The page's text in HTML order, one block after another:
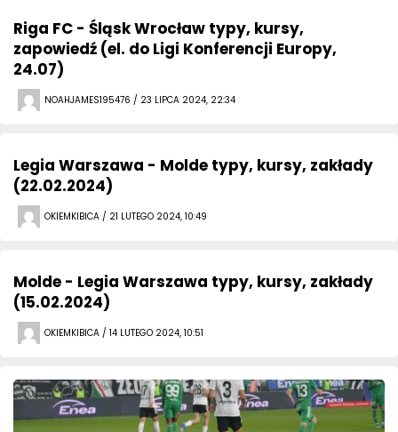
Riga FC - Śląsk Wrocław typy, kursy,
zapowiedź (el. do Ligi Konferencji Europy,
24.07)
NOAHJAMES195476 / 23 LIPCA 2024, 22:34
Legia Warszawa - Molde typy, kursy, zakłady
(22.02.2024)
OKIEMKIBICA / 21 LUTEGO 2024, 10:49
Molde - Legia Warszawa typy, kursy, zakłady
(15.02.2024)
OKIEMKIBICA / 14 LUTEGO 2024, 10:51